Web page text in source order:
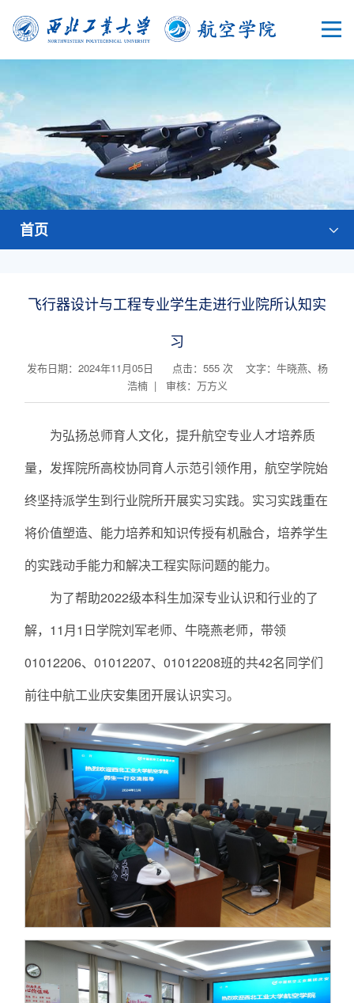
首页
飞行器设计与工程专业学生走进行业院所认知实
习
发布日期：2024年11月05日 点击： 555 次 文字：牛晓燕、杨
浩楠 | 审核：万方义
为弘扬总师育人文化，提升航空专业人才培养质
量，发挥院所高校协同育人示范引领作用，航空学院始
终坚持派学生到行业院所开展实习实践。实习实践重在
将价值塑造、能力培养和知识传授有机融合，培养学生
的实践动手能力和解决工程实际问题的能力。
为了帮助2022级本科生加深专业认识和行业的了
解，11月1日学院刘军老师、牛晓燕老师，带领
01012206、01012207、01012208班的共42名同学们
前往中航工业庆安集团开展认识实习。